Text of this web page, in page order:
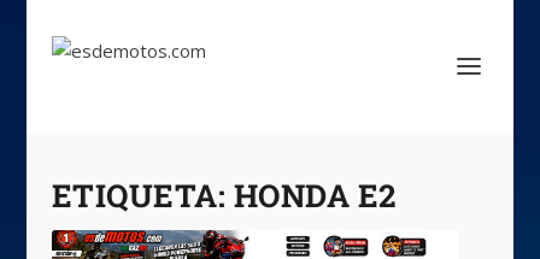
ETIQUETA: HONDA E2